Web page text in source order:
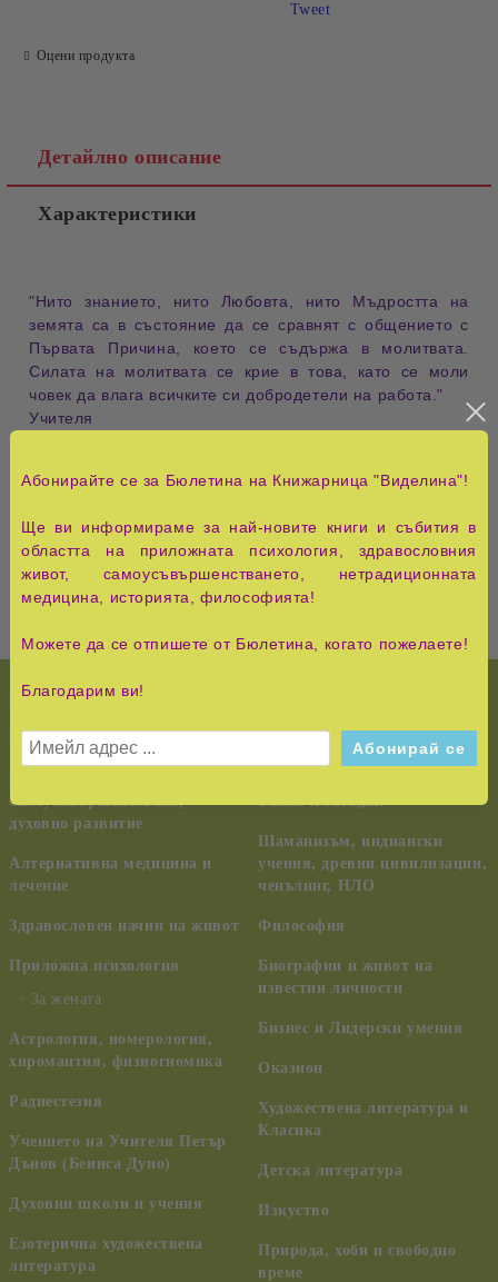
Оцени продукта
Tweet
Детайлно описание
Характеристики
"Нито знанието, нито Любовта, нито Мъдростта на
земята са в състояние да се сравнят с общението с
Първата Причина, което се съдържа в молитвата.
Силата на молитвата се крие в това, като се моли
човек да влага всичките си добродетели на работа."
Учителя
Братство, известен като Молитвеника на Светозар
и твърди корици е чудесен помощник в ежедневната
практика на ученика.
НОВО!
КУРС НА ЧУДЕСАТА
Езотерика,
самоусъвършенстване,
духовно развитие
Алтернативна медицина и
лечение
Здравословен начин на живот
Приложна психология
За жената
Астрология, номерология,
хиромантия, физиогномика
Радиестезия
Учението на Учителя Петър
Дънов (Беинса Дуно)
Духовни школи и учения
Езотерична художествена
литература
Педагогика, семейство,
възпитание
Тайни и загадки
Шаманизъм, индиански
учения, древни цивилизации,
ченълинг, НЛО
Философия
Биографии и живот на
известни личности
Бизнес и Лидерски умения
Оказион
Художествена литература и
Класика
Детска литература
Изкуство
Природа, хоби и свободно
време
Абонирайте се за Бюлетина на Книжарница "Виделина"!
Ще ви информираме за най-новите книги и събития в
областта на приложната психология, здравословния
живот, самоусъвършенстването, нетрадиционната
медицина, историята, философията!
Можете да се отпишете от Бюлетина, когато пожелаете!
Благодарим ви!